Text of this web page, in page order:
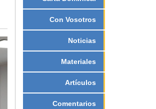
Con Vosotros
Noticias
Materiales
Artículos
Comentarios